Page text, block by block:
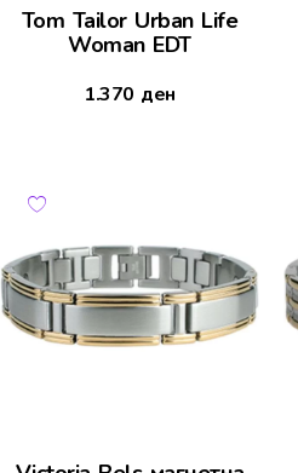
Tom Tailor Urban Life
Woman EDT
1.370 ден